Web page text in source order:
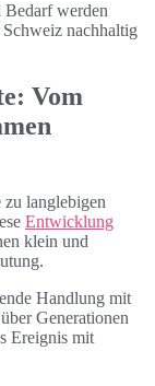
werden
nachhaltig
Vom
langlebigen
Entwicklung
klein und
Handlung mit
Generationen
Ereignis mit